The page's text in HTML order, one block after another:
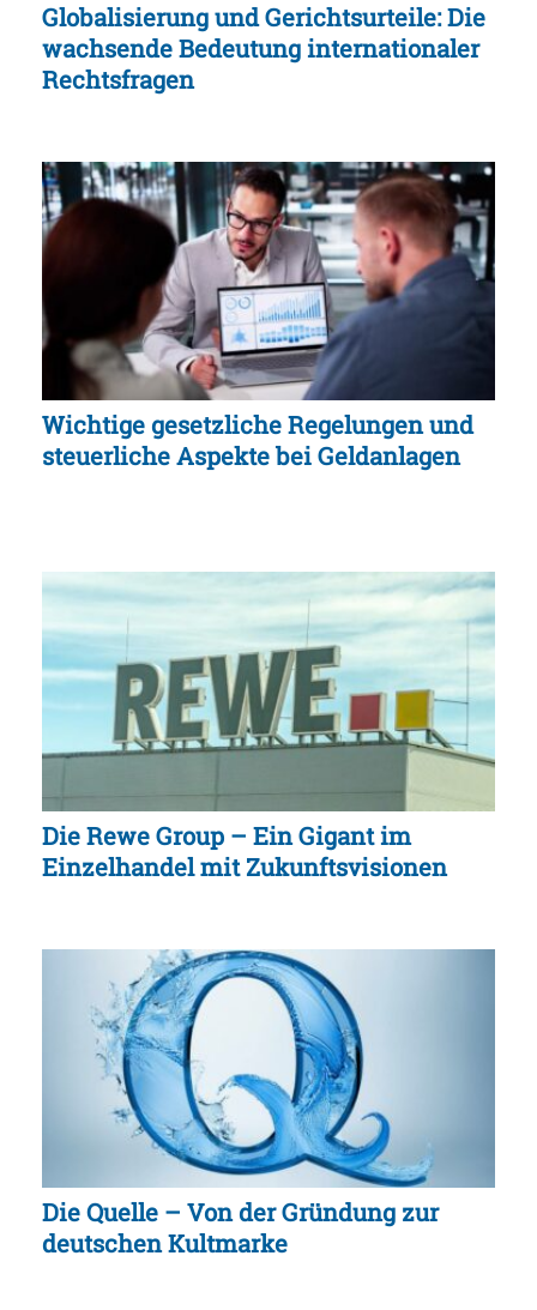
Globalisierung und Gerichtsurteile: Die
wachsende Bedeutung internationaler
Rechtsfragen
Wichtige gesetzliche Regelungen und
steuerliche Aspekte bei Geldanlagen
Die Rewe Group – Ein Gigant im
Einzelhandel mit Zukunftsvisionen
Die Quelle – Von der Gründung zur
deutschen Kultmarke